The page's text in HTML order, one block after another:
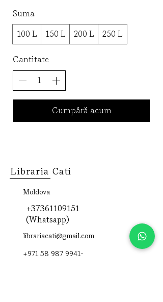
Suma
100 L 150 L 200 L 250 L
Cantitate
Cumpără acum
Libraria Cati
Moldova
+37361109151
(Whatsapp)
librariacati@gmail.com
+971 58 987 9941‬-